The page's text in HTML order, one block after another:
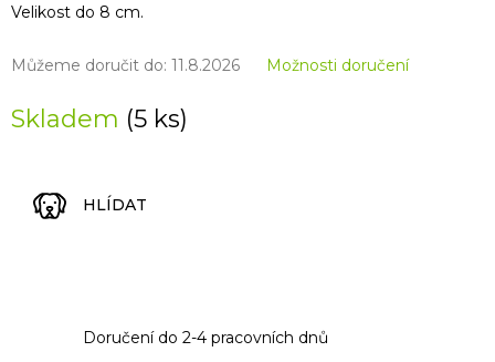
Skladem (5 ks)
Můžeme doručit do: 11.8.2026 Možnosti doručení
Velikost do 8 cm.
HLÍDAT
Doručení do 2-4 pracovních dnů